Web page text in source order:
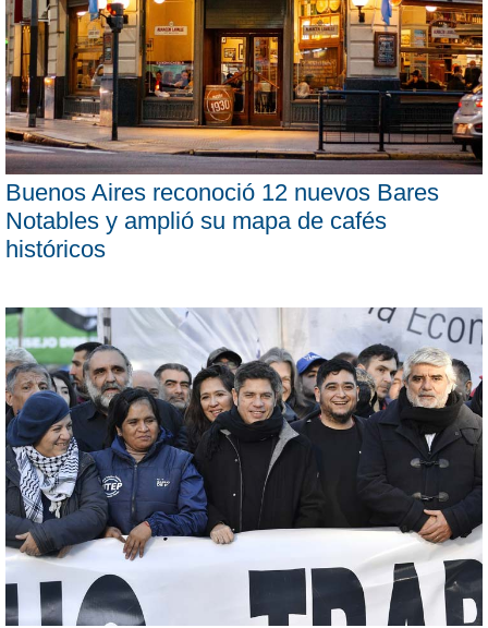
Buenos Aires reconoció 12 nuevos Bares
Notables y amplió su mapa de cafés
históricos